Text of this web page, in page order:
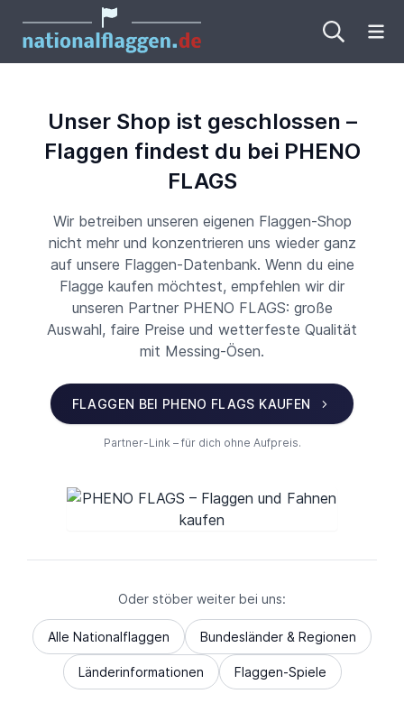
Unser Shop ist geschlossen –
Flaggen findest du bei PHENO
FLAGS
Wir betreiben unseren eigenen Flaggen-Shop
nicht mehr und konzentrieren uns wieder ganz
auf unsere Flaggen-Datenbank. Wenn du eine
Flagge kaufen möchtest, empfehlen wir dir
unseren Partner PHENO FLAGS: große
Auswahl, faire Preise und wetterfeste Qualität
mit Messing-Ösen.
FLAGGEN BEI PHENO FLAGS KAUFEN
Partner-Link – für dich ohne Aufpreis.
Oder stöber weiter bei uns:
Alle Nationalflaggen Bundesländer & Regionen
Länderinformationen Flaggen-Spiele